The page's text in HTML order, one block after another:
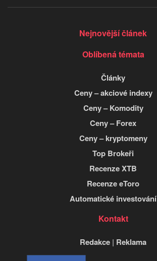
Nejnovější článek
Oblíbená témata
Články
Ceny – akciové indexy
Ceny – Komodity
Ceny – Forex
Ceny – kryptomeny
Top Brokeři
Recenze XTB
Recenze eToro
Automatické investování
Kontakt
Redakce | Reklama